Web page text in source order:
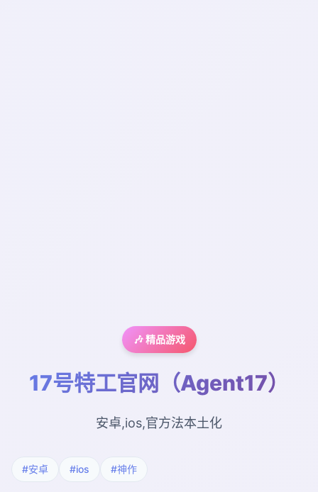
🎶 精品游戏
17号特工官网（Agent17）
安卓,ios,官方法本土化
#安卓 #ios #神作